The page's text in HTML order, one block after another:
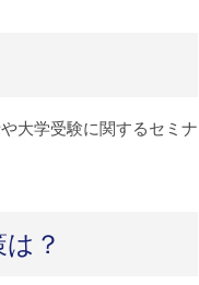
大学受験に関するセミナ
？